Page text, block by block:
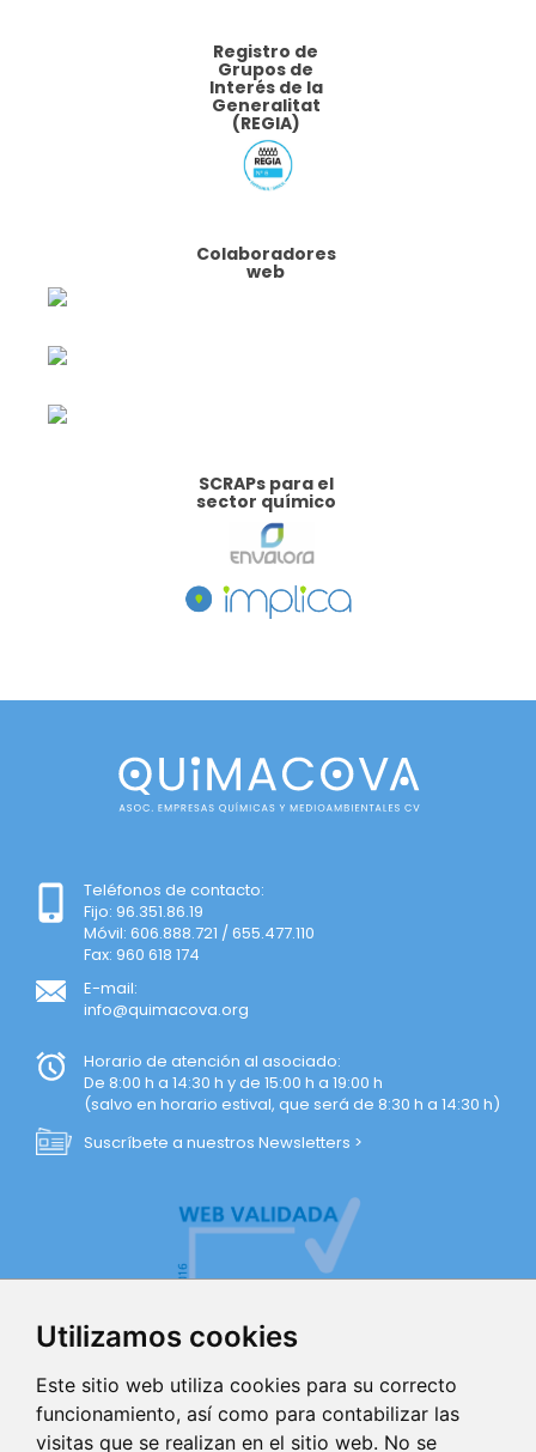
Utilizamos cookies
Este sitio web utiliza cookies para su correcto
funcionamiento, así como para contabilizar las
visitas que se realizan en el sitio web. No se
Registro de
Grupos de
Interés de la
Generalitat
(REGIA)
Colaboradores
web
SCRAPs para el
sector químico
Teléfonos de contacto:
Fijo: 96.351.86.19
Móvil: 606.888.721 / 655.477.110
Fax: 960 618 174
E-mail:
info@quimacova.org
Horario de atención al asociado:
De 8:00 h a 14:30 h y de 15:00 h a 19:00 h
(salvo en horario estival, que será de 8:30 h a 14:30 h)
Suscríbete a nuestros Newsletters >